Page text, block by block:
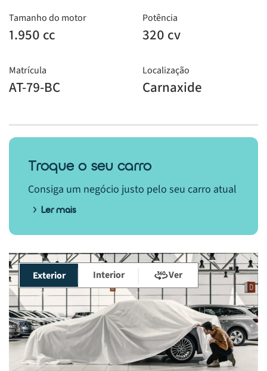
Tamanho do motor
1.950 cc
Potência
320 cv
Matrícula
AT-79-BC
Localização
Carnaxide
Troque o seu carro
Consiga um negócio justo pelo seu carro atual
Ler mais
Exterior Interior Ver